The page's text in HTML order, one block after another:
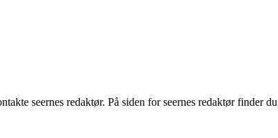
seernes redaktør. På siden for seernes redaktør finder